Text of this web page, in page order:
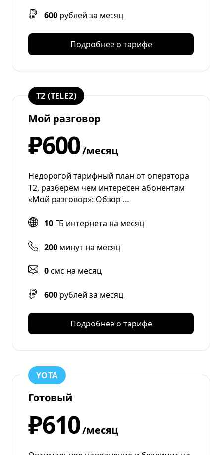
600 рублей за месяц
Подробнее о тарифе
T2 (TELE2)
Мой разговор
₽600/месяц
Недорогой тарифный план от оператора
T2, разберем чем интересен абонентам
«Мой разговор»: Обзор …
10 ГБ интернета на месяц
200 минут на месяц
0смс на месяц
600 рублей за месяц
Подробнее о тарифе
YOTA
Готовый
₽610/месяц